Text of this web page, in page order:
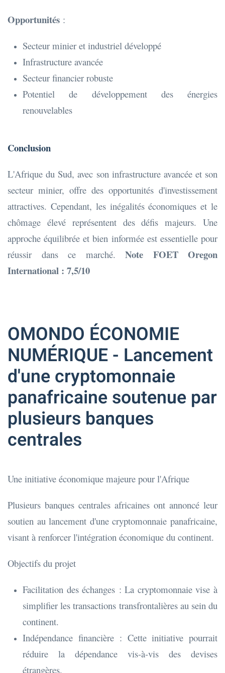
Opportunités :
Secteur minier et industriel développé
Infrastructure avancée
Secteur financier robuste
Potentiel de développement des énergies
renouvelables
Conclusion
L'Afrique du Sud, avec son infrastructure avancée et son
secteur minier, offre des opportunités d'investissement
attractives. Cependant, les inégalités économiques et le
chômage élevé représentent des défis majeurs. Une
approche équilibrée et bien informée est essentielle pour
réussir dans ce marché. Note FOET Oregon
International : 7,5/10
OMONDO ÉCONOMIE
NUMÉRIQUE - Lancement
d'une cryptomonnaie
panafricaine soutenue par
plusieurs banques
centrales
Une initiative économique majeure pour l'Afrique
Plusieurs banques centrales africaines ont annoncé leur
soutien au lancement d'une cryptomonnaie panafricaine,
visant à renforcer l'intégration économique du continent.
Objectifs du projet
Facilitation des échanges : La cryptomonnaie vise à
simplifier les transactions transfrontalières au sein du
continent.
Indépendance financière : Cette initiative pourrait
réduire la dépendance vis-à-vis des devises
étrangères.